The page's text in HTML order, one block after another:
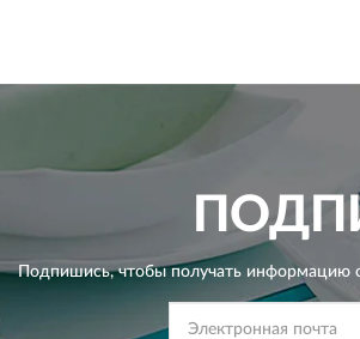
Подпишись, чтобы получать информацию